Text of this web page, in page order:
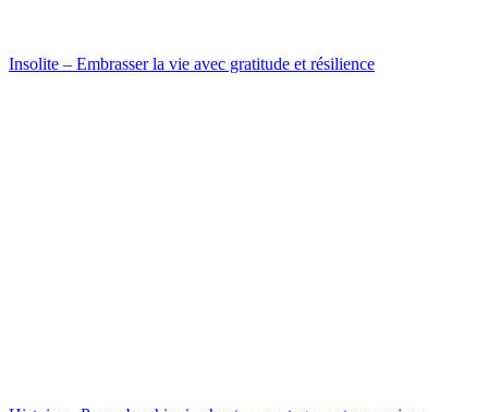
Insolite – Embrasser la vie avec gratitude et résilience